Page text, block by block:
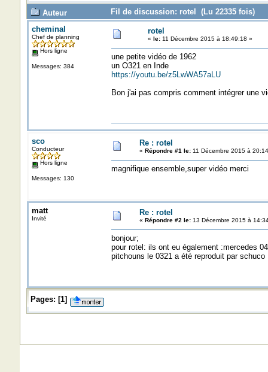
Auteur
Fil de discussion: rotel (Lu 22335 fois)
cheminal
Chef de planning
Hors ligne
Messages: 384
rotel
« le:11 Décembre 2015 à 18:49:18 »
une petite vidéo de 1962
un O321 en Inde
https://youtu.be/z5LwWA57aLU
Bon j'ai pas compris comment intégrer une
sco
Conducteur
Hors ligne
Messages: 130
Re : rotel
« Répondre #1 le:11 Décembre 2015 à
magnifique ensemble,super vidéo merci
matt
Invité
Re : rotel
« Répondre #2 le:13 Décembre 2015 à
bonjour;
pour rotel: ils ont eu également :mercedes
pitchouns le 0321 a été reproduit par schuco
Pages: [1]